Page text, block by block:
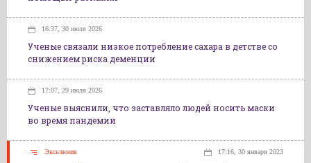
16:37, 30 июля 2026
Ученые связали низкое потребление сахара в детстве со
снижением риска деменции
17:07, 29 июля 2026
Ученые выяснили, что заставляло людей носить маски
во время пандемии
Эксклюзив 17:16, 30 января 2023